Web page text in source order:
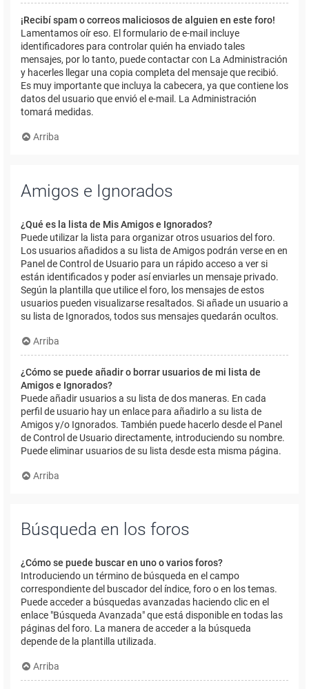
¡Recibí spam o correos maliciosos de alguien en este foro!
Lamentamos oír eso. El formulario de e-mail incluye
identificadores para controlar quién ha enviado tales
mensajes, por lo tanto, puede contactar con La Administración
y hacerles llegar una copia completa del mensaje que recibió.
Es muy importante que incluya la cabecera, ya que contiene los
datos del usuario que envió el e-mail. La Administración
tomará medidas.
Arriba
Amigos e Ignorados
¿Qué es la lista de Mis Amigos e Ignorados?
Puede utilizar la lista para organizar otros usuarios del foro.
Los usuarios añadidos a su lista de Amigos podrán verse en en
Panel de Control de Usuario para un rápido acceso a ver si
están identificados y poder así enviarles un mensaje privado.
Según la plantilla que utilice el foro, los mensajes de estos
usuarios pueden visualizarse resaltados. Si añade un usuario a
su lista de Ignorados, todos sus mensajes quedarán ocultos.
Arriba
¿Cómo se puede añadir o borrar usuarios de mi lista de
Amigos e Ignorados?
Puede añadir usuarios a su lista de dos maneras. En cada
perfil de usuario hay un enlace para añadirlo a su lista de
Amigos y/o Ignorados. También puede hacerlo desde el Panel
de Control de Usuario directamente, introduciendo su nombre.
Puede eliminar usuarios de su lista desde esta misma página.
Arriba
Búsqueda en los foros
¿Cómo se puede buscar en uno o varios foros?
Introduciendo un término de búsqueda en el campo
correspondiente del buscador del índice, foro o en los temas.
Puede acceder a búsquedas avanzadas haciendo clic en el
enlace "Búsqueda Avanzada" que está disponible en todas las
páginas del foro. La manera de acceder a la búsqueda
depende de la plantilla utilizada.
Arriba